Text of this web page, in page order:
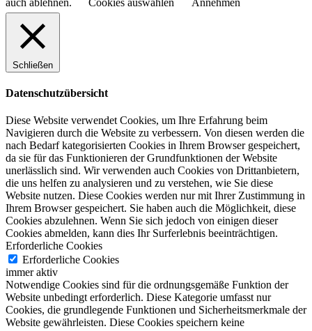
Schließen
Datenschutzübersicht
Diese Website verwendet Cookies, um Ihre Erfahrung beim
Navigieren durch die Website zu verbessern. Von diesen werden die
nach Bedarf kategorisierten Cookies in Ihrem Browser gespeichert,
da sie für das Funktionieren der Grundfunktionen der Website
unerlässlich sind. Wir verwenden auch Cookies von Drittanbietern,
die uns helfen zu analysieren und zu verstehen, wie Sie diese
Website nutzen. Diese Cookies werden nur mit Ihrer Zustimmung in
Ihrem Browser gespeichert. Sie haben auch die Möglichkeit, diese
Cookies abzulehnen. Wenn Sie sich jedoch von einigen dieser
Cookies abmelden, kann dies Ihr Surferlebnis beeinträchtigen.
Erforderliche Cookies
Erforderliche Cookies
immer aktiv
Notwendige Cookies sind für die ordnungsgemäße Funktion der
Website unbedingt erforderlich. Diese Kategorie umfasst nur
Cookies, die grundlegende Funktionen und Sicherheitsmerkmale der
Website gewährleisten. Diese Cookies speichern keine